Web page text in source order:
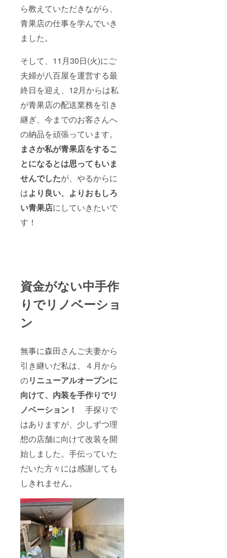
ら教えていただきながら、
青果店の仕事を学んでいき
ました。
そして、11月30日(火)にご
夫婦が八百屋を運営する最
終日を迎え、12月からは私
が青果店の配送業務を引き
継ぎ、今までのお客さんへ
の納品を頑張っています。
まさか私が青果店をするこ
とになるとは思ってもいま
せんでしたが、やるからに
はより良い、よりおもしろ
い青果店にしていきたいで
す！
資金がない中手作
りでリノベーショ
ン
無事に森田さんご夫妻から
引き継いだ私は、４月から
のリニューアルオープンに
向けて、内装を手作りでリ
ノベーション！
手探りで
はありますが、少しずつ理
想の店舗に向けて改装を開
始しました。手伝っていた
だいた方々には感謝しても
しきれません。